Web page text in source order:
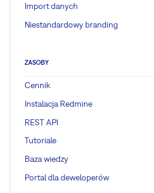
Import danych
Niestandardowy branding
ZASOBY
Cennik
Instalacja Redmine
REST API
Tutoriale
Baza wiedzy
Portal dla deweloperów